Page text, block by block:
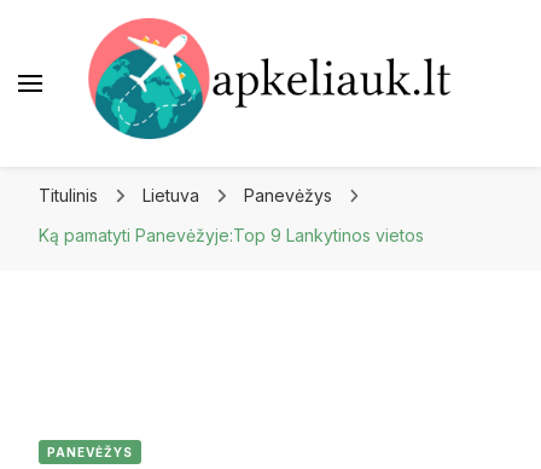
Titulinis Lietuva
Panevėžys
Ką pamatyti Panevėžyje:Top 9 Lankytinos vietos
PANEVĖŽYS